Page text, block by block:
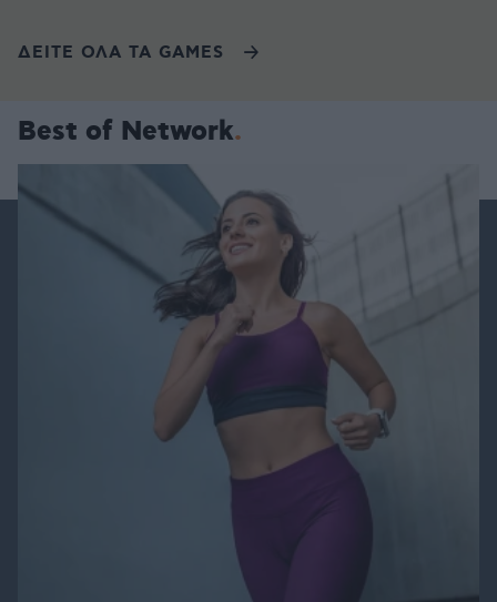
ΔΕΙΤΕ ΟΛΑ ΤΑ GAMES
Best of Network